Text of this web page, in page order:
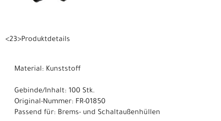
<23>Produktdetails
Material: Kunststoff
Gebinde/Inhalt: 100 Stk.
Original-Nummer: FR-01850
Passend für: Brems- und Schaltaußenhüllen